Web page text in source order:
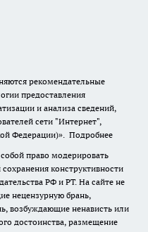
рекомендательные
предоставления
и анализа сведений,
сети "Интернет",
Федерации)». Подробнее
право модерировать
конструктивности
РФ и РТ. На сайте не
нецензурную брань,
возбуждающие ненависть или
достоинства, размещение